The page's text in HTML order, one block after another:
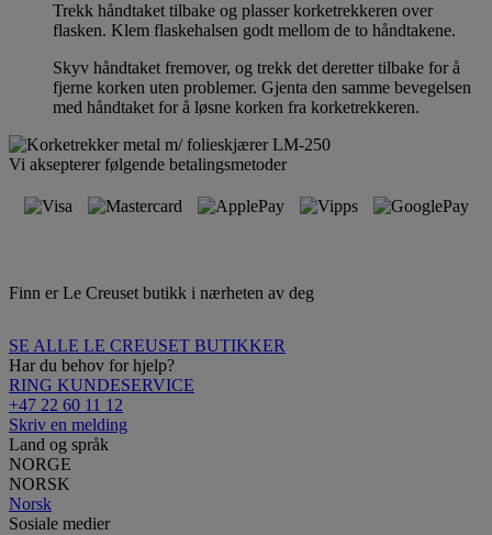
Trekk håndtaket tilbake og plasser korketrekkeren over
flasken. Klem flaskehalsen godt mellom de to håndtakene.
Skyv håndtaket fremover, og trekk det deretter tilbake for å
fjerne korken uten problemer. Gjenta den samme bevegelsen
med håndtaket for å løsne korken fra korketrekkeren.
Vi aksepterer følgende betalingsmetoder
Finn er Le Creuset butikk i nærheten av deg
SE ALLE LE CREUSET BUTIKKER
Har du behov for hjelp?
RING KUNDESERVICE
+47 22 60 11 12
Skriv en melding
Land og språk
NORGE
NORSK
Norsk
Sosiale medier